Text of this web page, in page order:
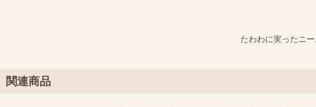
たわわに実ったニ
関連商品